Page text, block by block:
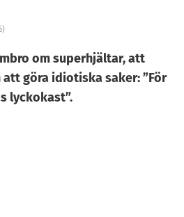
om superhjältar, att
att göra idiotiska saker: ”För
lyckokast”.